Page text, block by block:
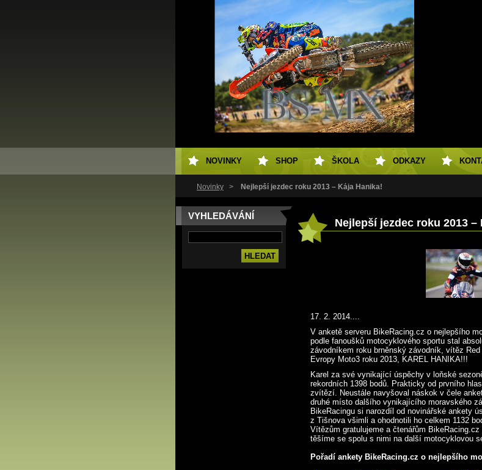
Novinky > Nejlepší jezdec roku 2013 – Kája Hanika!
VYHLEDÁVÁNÍ
Nejlepší jezdec roku 2013 –
17. 2. 2014....
V anketě serveru BikeRacing.cz o nejlepšího
podle fanoušků motocyklového sportu stal
závodníkem roku brněnský závodník, vítěz
Evropy Moto3 roku 2013, KAREL HANIKA!!!
Karel za své vynikající úspěchy v loňské
rekordních 1398 bodů. Prakticky od prvního
zvítězí. Neustále navyšoval náskok v čele
druhé místo dalšího vynikajícího moravského
BikeRacingu si narozdíl od novinářské ankety
z Tišnova všimli a ohodnotili ho celkem 1132
Vítězům gratulujeme a čtenářům
těšíme se spolu s nimi na další motocyklovou
Pořadí ankety BikeRacing.cz o nejlepšího
NOVINKY SHOP ŠKOLA ODKAZY